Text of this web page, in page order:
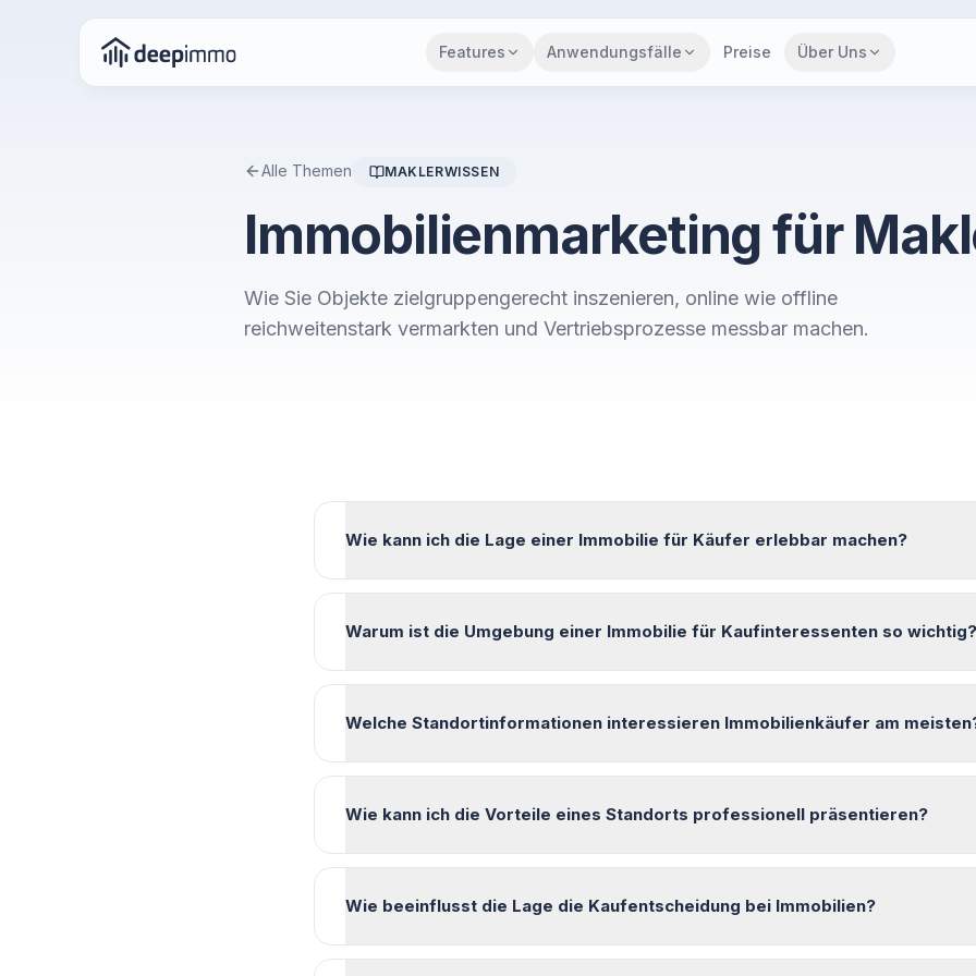
Features Anwendungsfälle Preise Über Uns
Alle Themen MAKLERWISSEN
Immobilienmarketing für
Wie Sie Objekte zielgruppengerecht inszenieren, online wie offline
reichweitenstark vermarkten und Vertriebsprozesse messbar machen.
Wie kann ich die Lage einer Immobilie für Käufer erlebbar machen?
Warum ist die Umgebung einer Immobilie für Kaufinteressenten so wichtig?
Welche Standortinformationen interessieren Immobilienkäufer am
Wie kann ich die Vorteile eines Standorts professionell präsentieren?
Wie beeinflusst die Lage die Kaufentscheidung bei Immobilien?